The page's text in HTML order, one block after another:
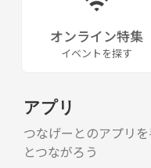
オンライン特集
イベントを探す
アプリ
つなげーとのアプリ
とつながろう